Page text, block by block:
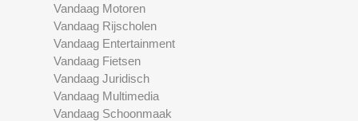
Vandaag Motoren
Vandaag Rijscholen
Vandaag Entertainment
Vandaag Fietsen
Vandaag Juridisch
Vandaag Multimedia
Vandaag Schoonmaak